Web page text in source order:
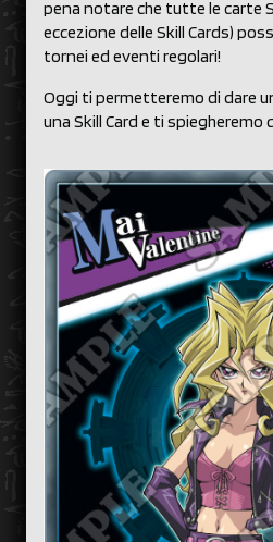
pena notare che tutte le carte
eccezione delle Skill Cards)
tornei ed eventi regolari!
Oggi ti permetteremo di dare
una Skill Card e ti spiegheremo